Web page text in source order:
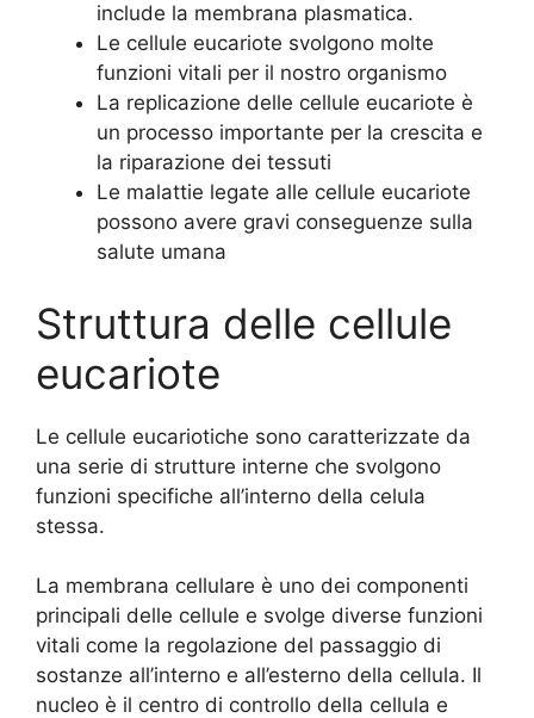
include la membrana plasmatica.
Le cellule eucariote svolgono molte
funzioni vitali per il nostro organismo
La replicazione delle cellule eucariote è
un processo importante per la crescita e
la riparazione dei tessuti
Le malattie legate alle cellule eucariote
possono avere gravi conseguenze sulla
salute umana
Struttura delle cellule
eucariote
Le cellule eucariotiche sono caratterizzate da
una serie di strutture interne che svolgono
funzioni specifiche all’interno della celula
stessa.
La membrana cellulare è uno dei componenti
principali delle cellule e svolge diverse funzioni
vitali come la regolazione del passaggio di
sostanze all’interno e all’esterno della cellula. Il
nucleo è il centro di controllo della cellula e